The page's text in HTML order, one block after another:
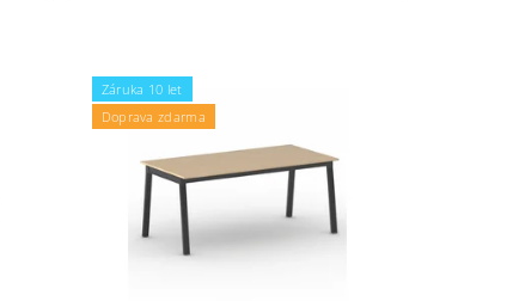
Záruka 10 let
Doprava zdarma